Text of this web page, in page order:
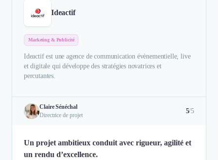
Ideactif
Marketing & Publicité
Ideactif est une agence de communication évènementielle, live
et digitale qui développe des stratégies novatrices et
percutantes.
Claire Sénéchal
Directrice de projet
5/5
Un projet ambitieux conduit avec rigueur, agilité et
un rendu d’excellence.